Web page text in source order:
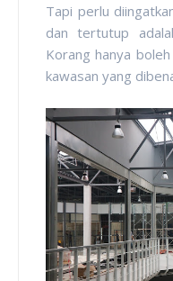
Tapi perlu
dan tertutup
Korang hanya
kawasan yang